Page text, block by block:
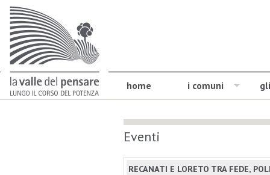
home i comuni
Eventi
RECANATI E LORETO TRA FEDE,